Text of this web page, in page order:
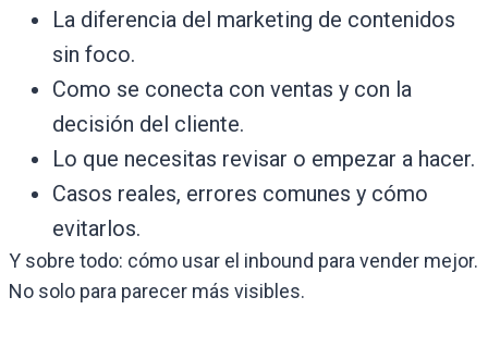
La diferencia del marketing de contenidos
sin foco.
Como se conecta con ventas y con la
decisión del cliente.
Lo que necesitas revisar o empezar a hacer.
Casos reales, errores comunes y cómo
evitarlos.
Y sobre todo: cómo usar el inbound para vender mejor.
No solo para parecer más visibles.